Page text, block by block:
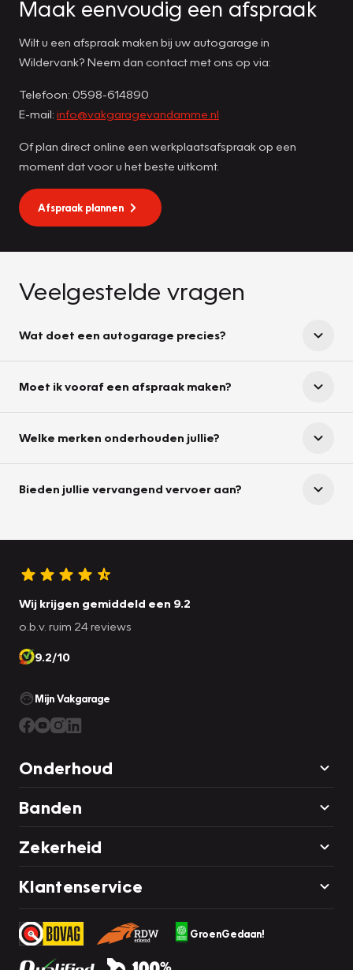
Maak eenvoudig een afspraak
Wilt u een afspraak maken bij uw autogarage in
Wildervank? Neem dan contact met ons op via:
Telefoon: 0598-614890
E-mail: info@vakgaragevandamme.nl
Of plan direct online een werkplaatsafspraak op een
moment dat voor u het beste uitkomt.
Afspraak plannen
Veelgestelde vragen
Wat doet een autogarage precies?
Moet ik vooraf een afspraak maken?
Welke merken onderhouden jullie?
Bieden jullie vervangend vervoer aan?
Wij krijgen gemiddeld een 9.2
o.b.v. ruim 24 reviews
9.2/10
Mijn Vakgarage
Onderhoud
Banden
Zekerheid
Klantenservice
GroenGedaan!